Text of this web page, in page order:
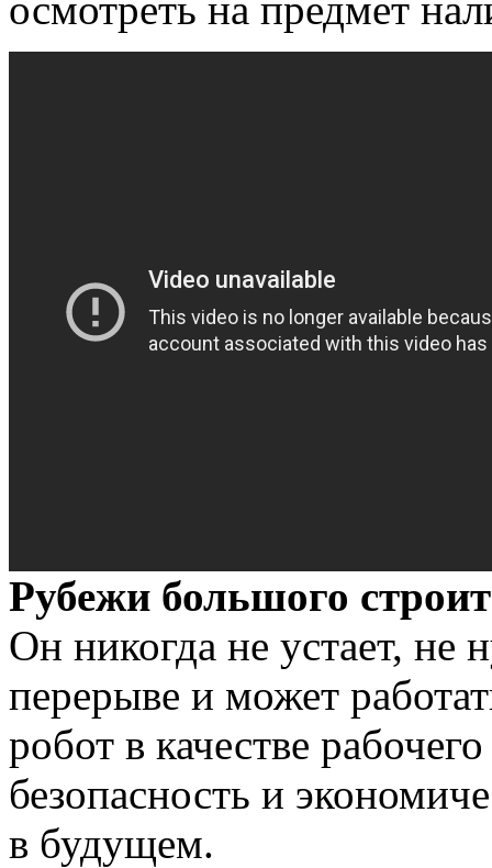
Рубежи большого
Он никогда не устает, не
перерыве и может
робот в качестве
безопасность и
в будущем.